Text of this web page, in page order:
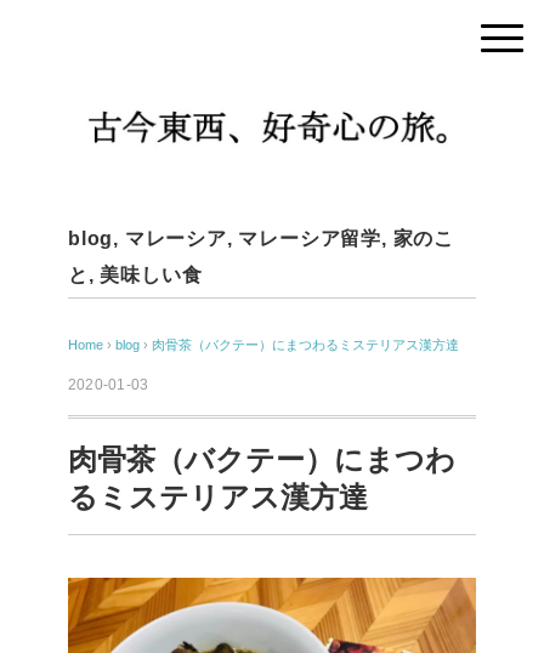
blog, マレーシア, マレーシア留学, 家のこ
と , 美味しい食
Home › blog › 肉骨茶（バクテー）にまつわるミステリアス漢方達
2020-01-03
肉骨茶（バクテー）にまつわ
るミステリアス漢方達